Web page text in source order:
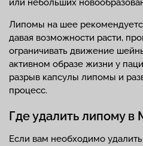
или небольших
Липомы на шее
давая возможности расти,
ограничивать движение
активном образе жизни у
разрыв капсулы липомы и
процесс.
Где удалить липому в
Если вам необходимо